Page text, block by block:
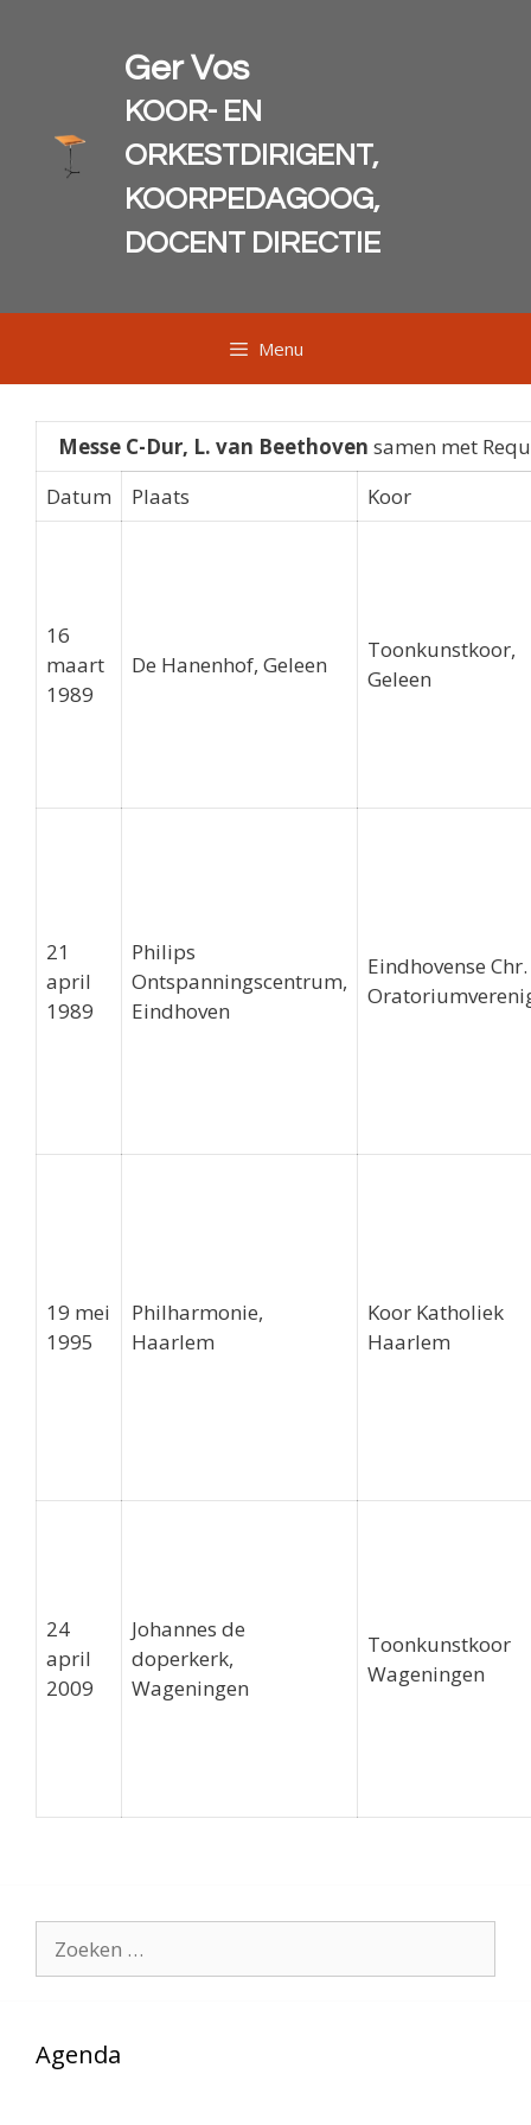
Ger Vos
KOOR- EN
ORKESTDIRIGENT,
KOORPEDAGOOG,
DOCENT DIRECTIE
Menu
Messe C-Dur, L. van Beethoven samen met
Datum
Plaats Koor
16
maart
1989
De Hanenhof, Geleen
Toonkunstkoor,
Geleen
21
april
1989
Philips
Ontspanningscentrum,
Eindhoven
Eindhovense Chr.
19 mei
1995
Philharmonie,
Haarlem
Koor Katholiek
Haarlem
24
april
2009
Johannes de
doperkerk,
Wageningen
Toonkunstkoor
Wageningen
naar:
Agenda